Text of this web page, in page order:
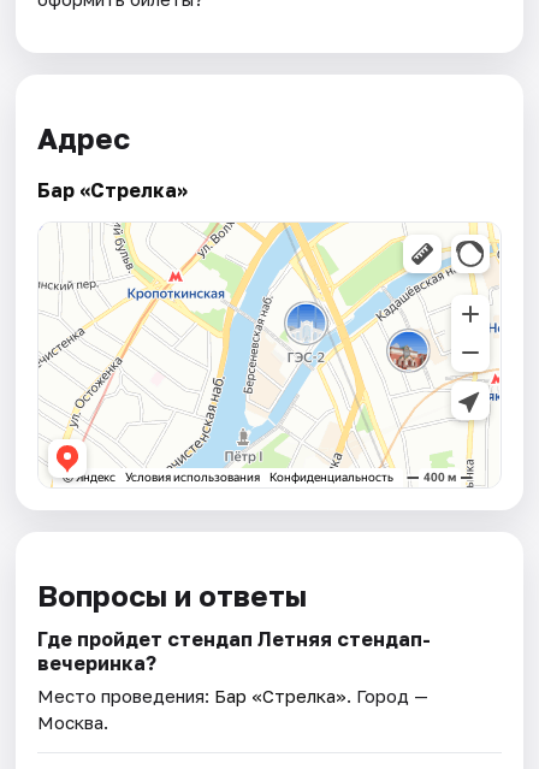
Адрес
Бар «Стрелка»
Вопросы и ответы
Где пройдет стендап Летняя стендап-
вечеринка?
Место проведения: Бар «Стрелка». Город —
Москва.